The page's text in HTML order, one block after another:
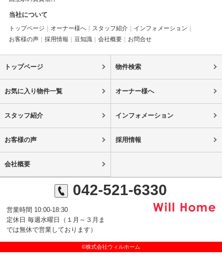
当社について
トップページ オーナー様へ スタッフ紹介
インフォメーション
お客様の声
採用情報 豆知識 会社概要 お問合せ
トップページ 物件検索
お気に入り物件一覧 オーナー様へ
スタッフ紹介 インフォメーション
お客様の声 採用情報
会社概要
042-521-6330
営業時間 10:00-18:30
定休日 毎週水曜日（１月～３月ま
では無休で営業しております）
©株式会社ウィルホーム